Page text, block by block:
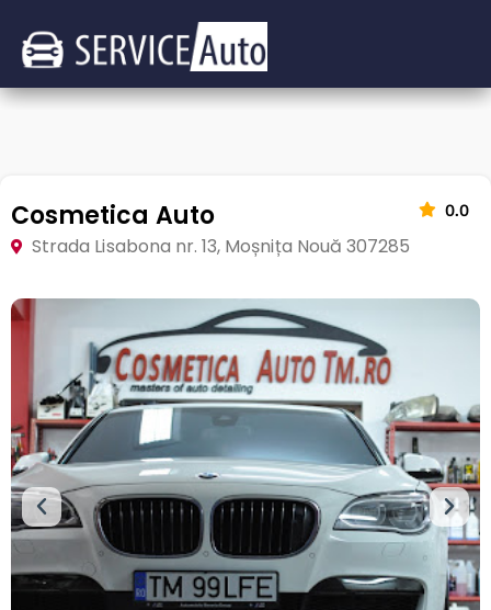
Cosmetica Auto 0.0
Strada Lisabona nr. 13, Moșnița Nouă 307285